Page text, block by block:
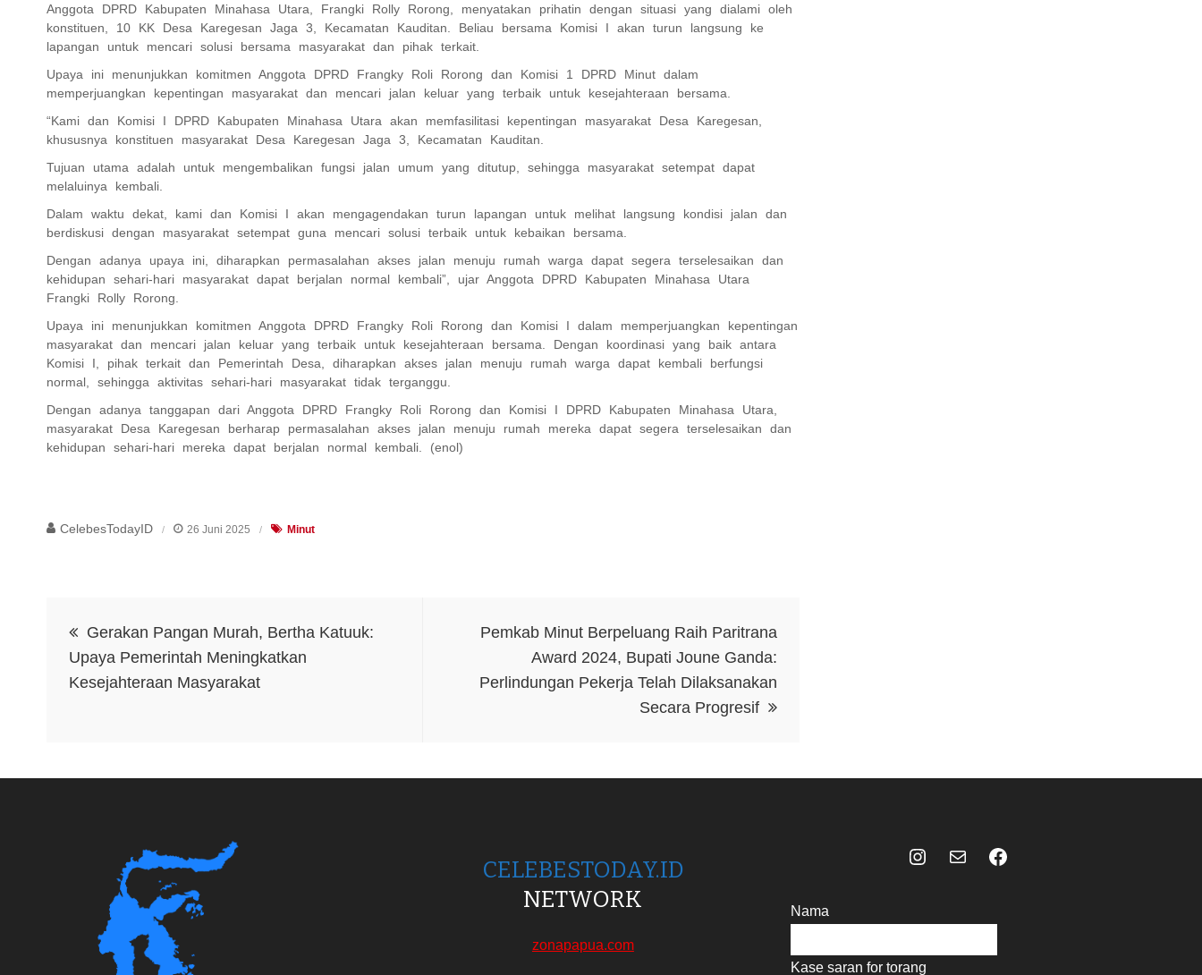
Anggota DPRD Kabupaten Minahasa Utara, Frangki Rolly Rorong, menyatakan prihatin dengan situasi yang dialami oleh
konstituen, 10 KK Desa Karegesan Jaga 3, Kecamatan Kauditan. Beliau bersama Komisi I akan turun langsung ke
lapangan untuk mencari solusi bersama masyarakat dan pihak terkait.
Upaya ini menunjukkan komitmen Anggota DPRD Frangky Roli Rorong dan Komisi 1 DPRD Minut dalam
memperjuangkan kepentingan masyarakat dan mencari jalan keluar yang terbaik untuk kesejahteraan bersama.
“Kami dan Komisi I DPRD Kabupaten Minahasa Utara akan memfasilitasi kepentingan masyarakat Desa Karegesan,
khususnya konstituen masyarakat Desa Karegesan Jaga 3, Kecamatan Kauditan.
Tujuan utama adalah untuk mengembalikan fungsi jalan umum yang ditutup, sehingga masyarakat setempat dapat
melaluinya kembali.
Dalam waktu dekat, kami dan Komisi I akan mengagendakan turun lapangan untuk melihat langsung kondisi jalan dan
berdiskusi dengan masyarakat setempat guna mencari solusi terbaik untuk kebaikan bersama.
Dengan adanya upaya ini, diharapkan permasalahan akses jalan menuju rumah warga dapat segera terselesaikan dan
kehidupan sehari-hari masyarakat dapat berjalan normal kembali”, ujar Anggota DPRD Kabupaten Minahasa Utara
Frangki Rolly Rorong.
Upaya ini menunjukkan komitmen Anggota DPRD Frangky Roli Rorong dan Komisi I dalam memperjuangkan kepentingan
masyarakat dan mencari jalan keluar yang terbaik untuk kesejahteraan bersama. Dengan koordinasi yang baik antara
Komisi I, pihak terkait dan Pemerintah Desa, diharapkan akses jalan menuju rumah warga dapat kembali berfungsi
normal, sehingga aktivitas sehari-hari masyarakat tidak terganggu.
Dengan adanya tanggapan dari Anggota DPRD Frangky Roli Rorong dan Komisi I DPRD Kabupaten Minahasa Utara,
masyarakat Desa Karegesan berharap permasalahan akses jalan menuju rumah mereka dapat segera terselesaikan dan
kehidupan sehari-hari mereka dapat berjalan normal kembali. (enol)
CelebesTodayID 26 Juni 2025 Minut
Navigasi
pos
Gerakan Pangan Murah, Bertha Katuuk:
Upaya Pemerintah Meningkatkan
Kesejahteraan Masyarakat
Pemkab Minut Berpeluang Raih Paritrana
Award 2024, Bupati Joune Ganda:
Perlindungan Pekerja Telah Dilaksanakan
Secara Progresif
CELEBESTODAY.ID
NETWORK
zonapapua.com
Instagram
Mail Celebes Today Social Media
Nama
Kase saran for torang